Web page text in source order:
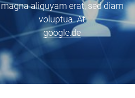
magna aliquyam erat, sed diam
voluptua. At
google.de